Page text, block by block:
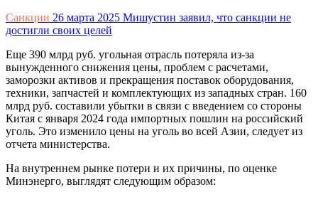
Санкции 26 марта 2025 Мишустин заявил, что санкции не
достигли своих целей
Еще 390 млрд руб. угольная отрасль потеряла из-за
вынужденного снижения цены, проблем с расчетами,
заморозки активов и прекращения поставок оборудования,
техники, запчастей и комплектующих из западных стран. 160
млрд руб. составили убытки в связи с введением со стороны
Китая с января 2024 года импортных пошлин на российский
уголь. Это изменило цены на уголь во всей Азии, следует из
отчета министерства.
На внутреннем рынке потери и их причины, по оценке
Минэнерго, выглядят следующим образом: